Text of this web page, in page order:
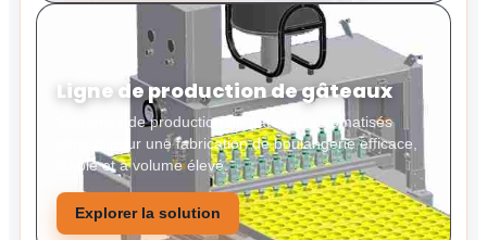
Ligne de production de gâteaux
Systèmes de production de gâteaux automatisés
conçus pour une fabrication de boulangerie efficace,
stable et à volume élevé.
Explorer la solution